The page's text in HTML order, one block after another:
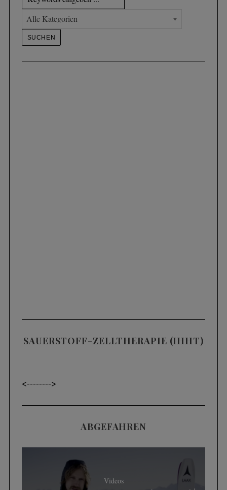
SAUERSTOFF-ZELLTHERAPIE (IHHT)
<-------->
ABGEFAHREN
Videos